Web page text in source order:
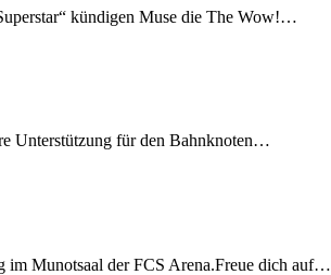
kündigen Muse die The Wow!…
Unterstützung für den Bahnknoten…
im Munotsaal der FCS Arena.Freue dich auf…